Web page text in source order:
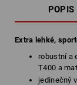
POPIS
Extra lehké,
robustní a
T400 a
jedinečný